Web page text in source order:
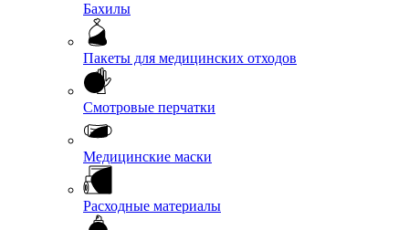
Бахилы
Пакеты для медицинских отходов
Смотровые перчатки
Медицинские маски
Расходные материалы